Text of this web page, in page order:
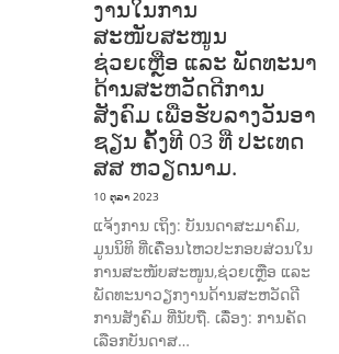
ງານໃນການ
ສະໜັບສະໜູນ
ຊ່ວຍເຫຼືອ ແລະ ພັດທະນາ
ດ້ານສະຫວັດດີການ
ສັງຄົມ ເພື່ອຮັບລາງວັນອາ
ຊຽນ ຄັ້ງທີ 03 ທີ່ ປະເທດ
ສສ ຫວຽດນາມ.
10 ຕຸລາ 2023
ແຈ້ງການ ເຖິງ: ບັນນດາສະມາຄົມ,
ມູນນິທິ ທີ່ເຄື່ອນໄຫວປະກອບສ່ວນໃນ
ການສະໜັບສະໜູນ,ຊ່ວຍເຫຼືອ ແລະ
ພັດທະນາວຽກງານດ້ານສະຫວັດດີ
ການສັງຄົມ ທີ່ນັບຖື. ເລື່ອງ: ການຄັດ
ເລືອກບັນດາສ…